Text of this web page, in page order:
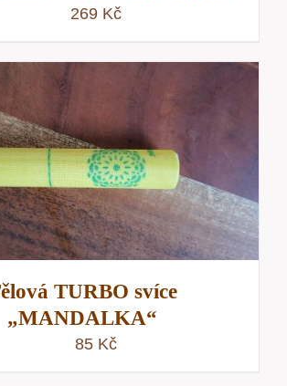
269 Kč
TURBO svíce
„MANDALKA“
85 Kč